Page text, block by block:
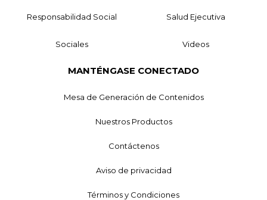
Responsabilidad Social Salud Ejecutiva
Sociales Videos
MANTÉNGASE CONECTADO
Mesa de Generación de Contenidos
Nuestros Productos
Contáctenos
Aviso de privacidad
Términos y Condiciones